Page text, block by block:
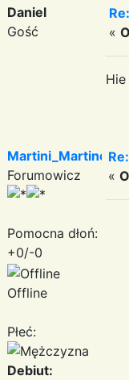
Daniel
Gość
«
Martini_Martinez
Forumowicz
Pomocna dłoń:
+0/-0
Offline
Płeć:
Debiut:
«